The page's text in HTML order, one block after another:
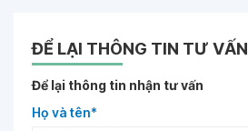
ĐỂ LẠI THÔNG TIN TƯ VẤN
Để lại thông tin nhận tư vấn
Họ và tên*